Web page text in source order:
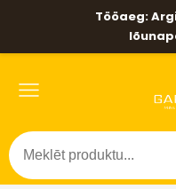
Tööaeg: